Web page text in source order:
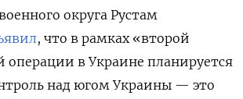
округа Рустам
, что в рамках «второй
операции в Украине планируется
над югом Украины — это